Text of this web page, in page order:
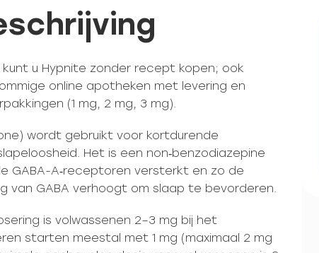
u Hypnite zonder recept kopen; ook
online apotheken met levering en
(1 mg, 2 mg, 3 mg).
wordt gebruikt voor kortdurende
Het is een non‑benzodiazepine
GABA-A‑receptoren versterkt en zo de
van GABA verhoogt om slaap te bevorderen.
is volwassenen 2–3 mg bij het
starten meestal met 1 mg (maximaal 2 mg